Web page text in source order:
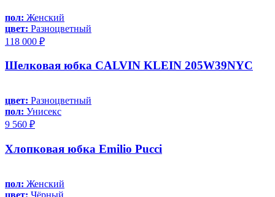
пол: Женский
цвет: Разноцветный
118 000 ₽
Шелковая юбка CALVIN KLEIN 205W39NYC
цвет: Разноцветный
пол: Унисекс
9 560 ₽
Хлопковая юбка Emilio Pucci
пол: Женский
цвет: Чёрный